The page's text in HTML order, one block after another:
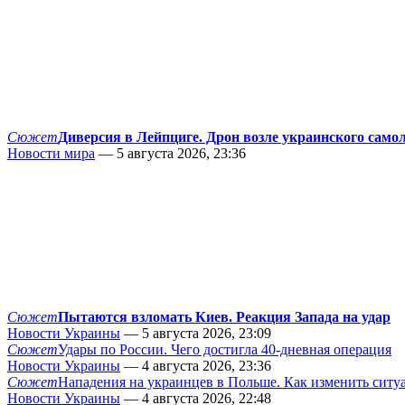
СюжетДиверсия в Лейпциге. Дрон возле украинского
Новости мира — 5 августа 2026, 23:36
СюжетПытаются взломать Киев. Реакция Запада на удар
Новости Украины — 5 августа 2026, 23:09
СюжетУдары по России. Чего достигла 40-дневная операция
Новости Украины — 4 августа 2026, 23:36
СюжетНападения на украинцев в Польше. Как изменить
Новости Украины — 4 августа 2026, 22:48